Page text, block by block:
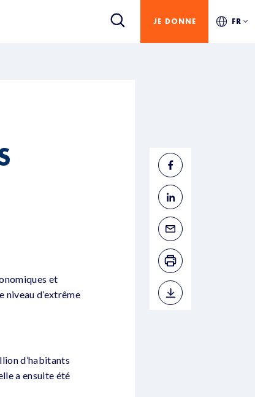
JE DONNE FR
et
niveau d’extrême
d’habitants
a ensuite été